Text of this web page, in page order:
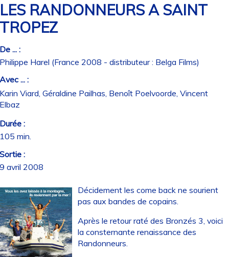
RANDONNEURS A SAINT
... :
Harel (France 2008 - distributeur : Belga Films)
... :
Viard, Géraldine Pailhas, Benoît Poelvoorde, Vincent
:
min.
:
avril 2008
Décidement les come back ne sourient
pas aux bandes de copains.
Après le retour raté des Bronzés 3, voici
la consternante renaissance des
Randonneurs.